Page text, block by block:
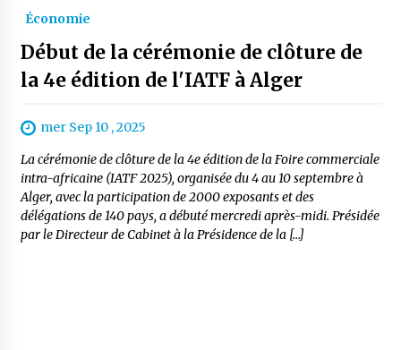
Économie
Début de la cérémonie de clôture de
la 4e édition de l'IATF à Alger
mer Sep 10 , 2025
La cérémonie de clôture de la 4e édition de la Foire commerciale
intra-africaine (IATF 2025), organisée du 4 au 10 septembre à
Alger, avec la participation de 2000 exposants et des
délégations de 140 pays, a débuté mercredi après-midi. Présidée
par le Directeur de Cabinet à la Présidence de la […]